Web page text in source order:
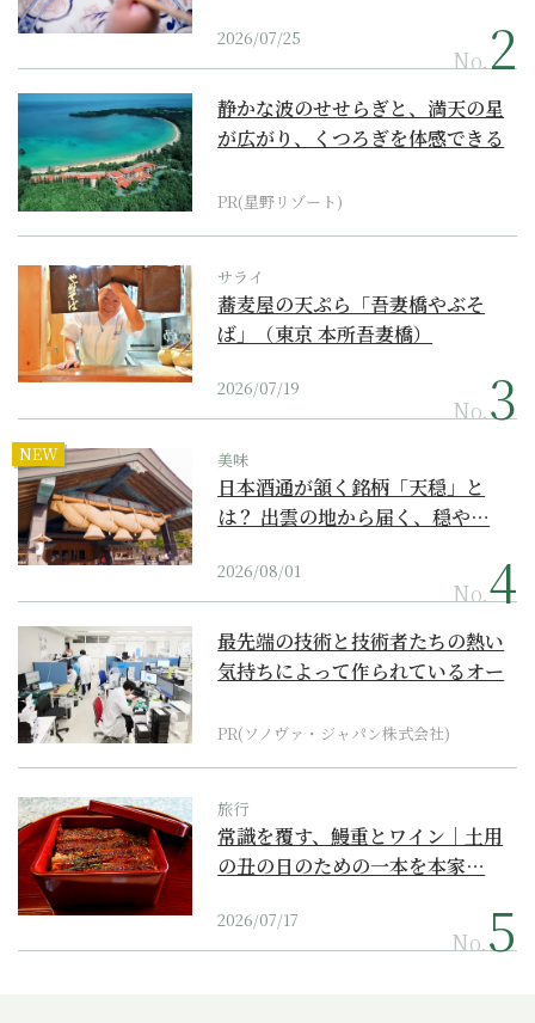
2026/07/25
No.
静かな波のせせらぎと、満天の星
が広がり、くつろぎを体感できる
PR(星野リゾート)
サライ
蕎麦屋の天ぷら「吾妻橋やぶそ
ば」（東京 本所吾妻橋）
2026/07/19
No.
NEW 美味
日本酒通が頷く銘柄「天穏」と
は？ 出雲の地から届く、穏や…
2026/08/01
No.
最先端の技術と技術者たちの熱い
気持ちによって作られているオー
PR(ソノヴァ・ジャパン株式会社)
旅行
常識を覆す、鰻重とワイン｜土用
の丑の日のための一本を本家…
2026/07/17
No.